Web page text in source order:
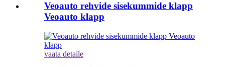
Veoauto rehvide sisekummide klapp
Veoauto klapp
vaata detaile